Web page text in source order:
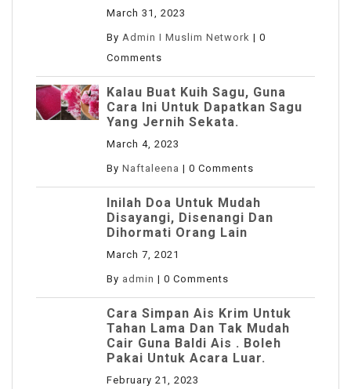
March 31, 2023
By Admin I Muslim Network | 0
Comments
Kalau Buat Kuih Sagu, Guna
Cara Ini Untuk Dapatkan Sagu
Yang Jernih Sekata.
March 4, 2023
By Naftaleena | 0 Comments
Inilah Doa Untuk Mudah
Disayangi, Disenangi Dan
Dihormati Orang Lain
March 7, 2021
By admin | 0 Comments
Cara Simpan Ais Krim Untuk
Tahan Lama Dan Tak Mudah
Cair Guna Baldi Ais . Boleh
Pakai Untuk Acara Luar.
February 21, 2023